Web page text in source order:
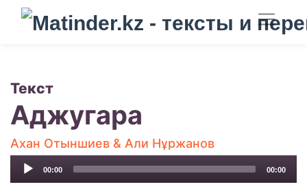
Текст
Аджугара
Ахан Отыншиев & Али Нұржанов
Audio
00:00 00:00